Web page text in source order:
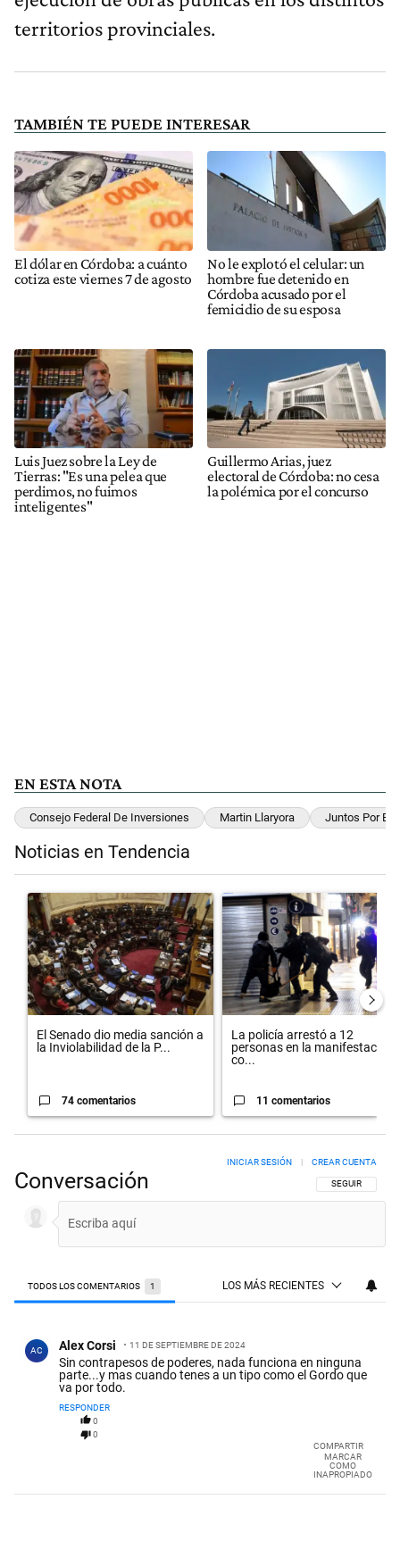
territorios provinciales.
TAMBIÉN TE PUEDE INTERESAR
El dólar en Córdoba: a cuánto
cotiza este viernes 7 de agosto
No le explotó el celular: un
hombre fue detenido en
Córdoba acusado por el
femicidio de su esposa
Luis Juez sobre la Ley de
Tierras: "Es una pelea que
perdimos, no fuimos
inteligentes"
Guillermo Arias, juez
electoral de Córdoba: no cesa
la polémica por el concurso
EN ESTA NOTA
Consejo Federal De Inversiones Martin Llaryora Juntos Por El
Noticias en Tendencia
Este listado muestra los artículos con más comentarios en los
Un artículo de tendencia con el título "El Senado dio media sanción
El Senado dio media sanción a
la Inviolabilidad de la P...
74 comentarios
Un artículo de tendencia con el
La policía arrestó a 12
personas en la manifestación
co...
11 comentarios
Conversación SIGA ESTA
SEGUIR
INICIAR SESIÓN | CREAR CUENTA
TODOS LOS COMENTARIOS 1 LOS MÁS RECIENTES
AC Alex Corsi 11 DE SEPTIEMBRE DE 2024
Sin contrapesos de poderes, nada funciona en ninguna
parte...y mas cuando tenes a un tipo como el Gordo que
va por todo.
RESPONDER
0
0
COMPARTIR
MARCAR
COMO
INAPROPIADO